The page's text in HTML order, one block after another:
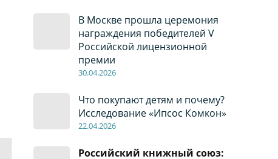
В Москве прошла церемония
награждения победителей V
Российской лицензионной
премии
30.04.2026
Что покупают детям и почему?
Исследование «Ипсос Комкон»
22.04.2026
Российский книжный союз: